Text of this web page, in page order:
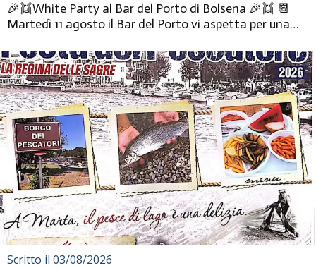
🎉👯White Party al Bar del Porto di Bolsena 🎉👯 📆
Martedì 11 agosto il Bar del Porto vi aspetta per una
Scritto il 03/08/2026